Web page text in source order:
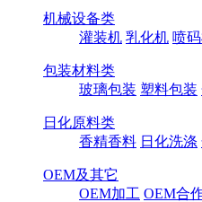
机械设备类
灌装机 乳化机 喷
包装材料类
玻璃包装 塑料包装
日化原料类
香精香料 日化洗涤
OEM及其它
OEM加工 OEM合